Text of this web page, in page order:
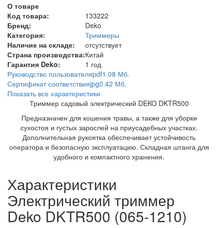
О товаре
Код товара:
133222
Бренд:
Deko
Категория:
Триммеры
Наличие на складе:
отсутствует
Страна производства:Китай
Гарантия Deko:
1 год
Руководство пользователяpdf1.08 Мб.
Сертификат соответствияjpg0.42 Мб.
Показать все характеристики
Триммер садовый электрический DEKO DKTR500
Предназначен для кошения травы, а также для уборки
сухостоя и густых зарослей на приусадебных участках.
Дополнительная рукоятка обеспечивает устойчивость
оператора и безопасную эксплуатацию. Складная штанга для
удобного и компактного хранения.
Характеристики
Электрический триммер
Deko DKTR500 (065-1210)